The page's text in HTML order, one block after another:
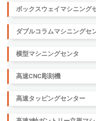
ボックスウェイマシニング
ダブルコラムマシニングセ
横型マシニングセンタ
高速CNC彫刻機
高速タッピングセンター